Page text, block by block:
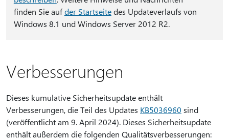
finden Sie aufder Startseitedes Updateverlaufs von
Windows 8.1 und Windows Server 2012 R2.
Verbesserungen
Dieses kumulative Sicherheitsupdate enthält
Verbesserungen, die Teil des Updates KB5036960 sind
(veröffentlicht am 9. April 2024). Dieses Sicherheitsupdate
enthält außerdem die folgenden Qualitätsverbesserungen: